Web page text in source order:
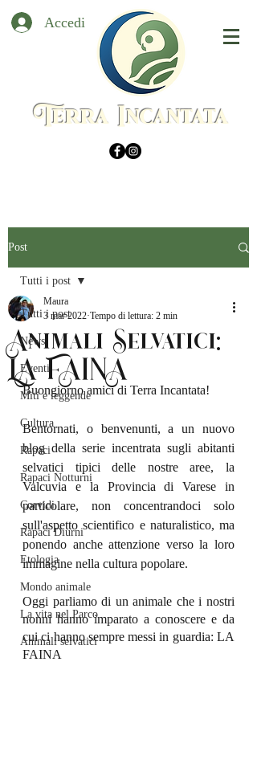
Accedi
Terra Incantata
Post
Tutti i post
News
Eventi
Miti e leggende
Cultura
Rapaci
Rapaci Notturni
Corvidi
Rapaci Diurni
Etologia
Mondo animale
La vita nel Parco
Animali selvatici
Tutti i post
Animali Selvatici:
LA FAINA
Maura
3 mar 2022 Tempo di lettura: 2 min
Buongiorno amici di Terra Incantata!
Bentornati, o benvenunti, a un nuovo
blog della serie incentrata sugli abitanti
selvatici tipici delle nostre aree, la
Valcuvia e la Provincia di Varese in
particolare, non concentrandoci solo
sull'aspetto scientifico e naturalistico, ma
ponendo anche attenzione verso la loro
immagine nella cultura popolare.
Oggi parliamo di un animale che i nostri
nonni hanno imparato a conoscere e da
cui ci hanno sempre messi in guardia: LA
FAINA